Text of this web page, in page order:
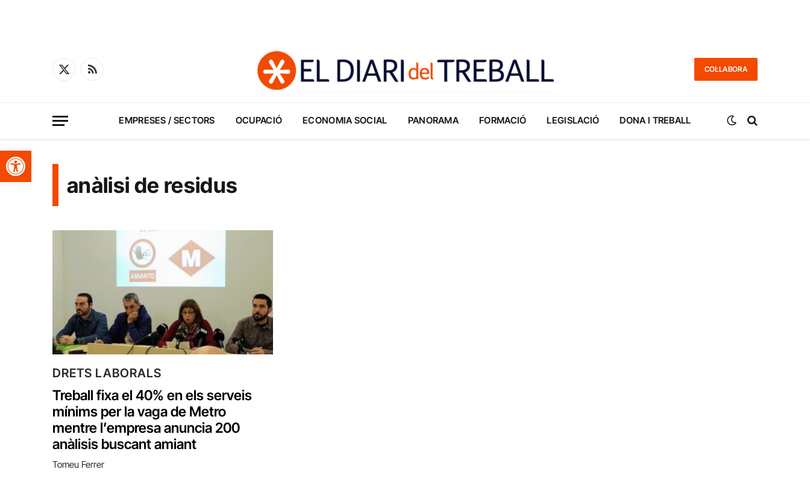
Obre la barra d'eines
X
RSS
COL·LABORA
EMPRESES / SECTORS OCUPACIÓ ECONOMIA SOCIAL PANORAMA FORMACIÓ LEGISLACIÓ DONA I TREBALL
anàlisi de residus
DRETS LABORALS
Treball fixa el 40% en els serveis
mínims per la vaga de Metro
mentre l’empresa anuncia 200
anàlisis buscant amiant
Tomeu Ferrer